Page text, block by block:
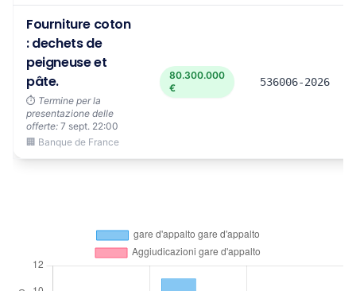
Fourniture coton
: dechets de
peigneuse et
pâte.
⏱️ Termine per la
presentazione delle
offerte: 7 sept. 22:00
🏢 Banque de France
80.300.000
€
536006-2026